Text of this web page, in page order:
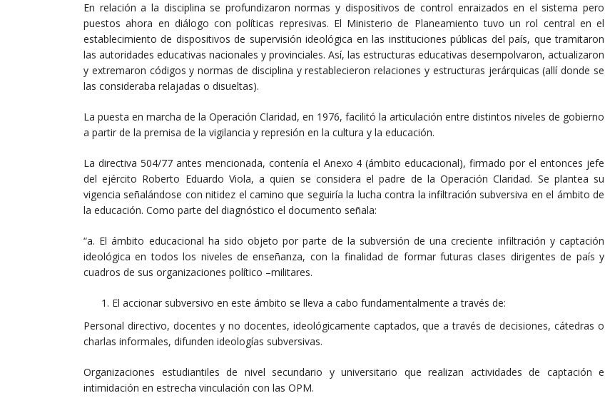
En relación a la disciplina se profundizaron normas y dispositivos de control enraizados en el sistema pero
puestos ahora en diálogo con políticas represivas. El Ministerio de Planeamiento tuvo un rol central en el
establecimiento de dispositivos de supervisión ideológica en las instituciones públicas del país, que tramitaron
las autoridades educativas nacionales y provinciales. Así, las estructuras educativas desempolvaron, actualizaron
y extremaron códigos y normas de disciplina y restablecieron relaciones y estructuras jerárquicas (allí donde se
las consideraba relajadas o disueltas).
La puesta en marcha de la Operación Claridad, en 1976, facilitó la articulación entre distintos niveles de gobierno
a partir de la premisa de la vigilancia y represión en la cultura y la educación.
La directiva 504/77 antes mencionada, contenía el Anexo 4 (ámbito educacional), firmado por el entonces jefe
del ejército Roberto Eduardo Viola, a quien se considera el padre de la Operación Claridad. Se plantea su
vigencia señalándose con nitidez el camino que seguiría la lucha contra la infiltración subversiva en el ámbito de
la educación. Como parte del diagnóstico el documento señala:
“a. El ámbito educacional ha sido objeto por parte de la subversión de una creciente infiltración y captación
ideológica en todos los niveles de enseñanza, con la finalidad de formar futuras clases dirigentes de país y
cuadros de sus organizaciones político –militares.
El accionar subversivo en este ámbito se lleva a cabo fundamentalmente a través de:
Personal directivo, docentes y no docentes, ideológicamente captados, que a través de decisiones, cátedras o
charlas informales, difunden ideologías subversivas.
Organizaciones estudiantiles de nivel secundario y universitario que realizan actividades de captación e
intimidación en estrecha vinculación con las OPM.